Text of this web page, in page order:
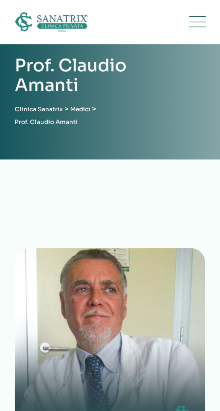
content
Prof. Claudio
Amanti
Clinica Sanatrix > Medici >
Prof. Claudio Amanti